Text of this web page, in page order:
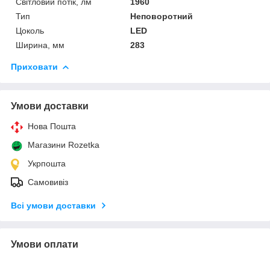
Тип
Неповоротний
Цоколь
LED
Ширина, мм
283
Приховати
Умови доставки
Нова Пошта
Магазини Rozetka
Укрпошта
Самовивіз
Всі умови доставки
Умови оплати